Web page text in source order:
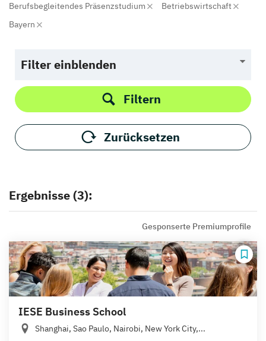
Berufsbegleitendes Präsenzstudium
Betriebswirtschaft
Bayern
Filter einblenden
Filtern
Zurücksetzen
Ergebnisse (3):
Gesponserte Premiumprofile
IESE Business School
Shanghai, Sao Paulo, Nairobi, New York City,...